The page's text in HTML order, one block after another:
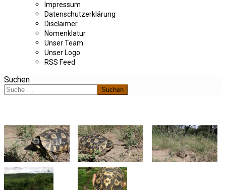
Impressum
Datenschutzerklärung
Disclaimer
Nomenklatur
Unser Team
Unser Logo
RSS Feed
Suchen
Suchen